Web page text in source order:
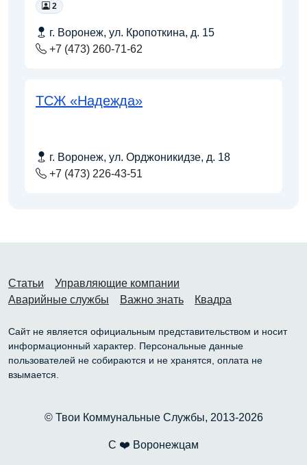
2
г. Воронеж, ул. Кропоткина, д. 15
+7 (473) 260-71-62
ТСЖ «Надежда»
г. Воронеж, ул. Орджоникидзе, д. 18
+7 (473) 226-43-51
Статьи
Управляющие компании
Аварийные службы
Важно знать Квадра
Сайт не является официальным представительством и носит
информационный характер. Персональные данные
пользователей не собираются и не хранятся, оплата не
взымается.
© Твои Коммунальные Службы, 2013-2026
С ❤️ Воронежцам